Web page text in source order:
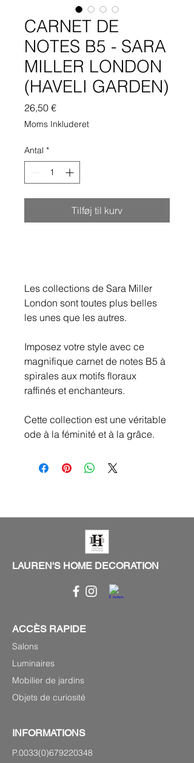
CARNET DE
NOTES B5 - SARA
MILLER LONDON
(HAVELI GARDEN)
26,50 €Pris
Moms Inkluderet
Antal *
Tilføj til kurv
Les collections de Sara Miller
London sont toutes plus belles
les unes que les autres.
Imposez votre style avec ce
magnifique carnet de notes B5 à
spirales aux motifs floraux
raffinés et enchanteurs.
Cette collection est une véritable
ode à la féminité et à la grâce.
LAUREN'S HOME DECORATION
ACCÈS RAPIDE
Salons
Luminaires
Mobilier de jardins
Objets de curiosité
INFORMATIONS
P.0033(0)679220348